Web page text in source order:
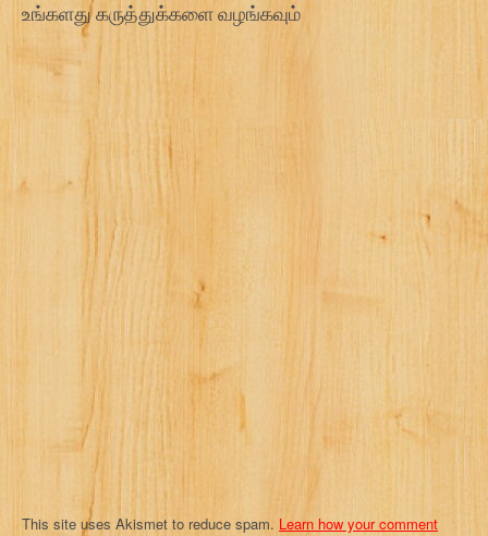
n
a
v
g
உங்களது கருத்துக்களை வழங்கவும்
This site uses Akismet to reduce spam. Learn how your comment